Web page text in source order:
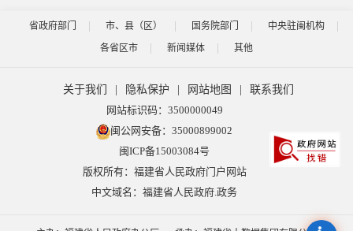
省政府部门 市、县（区） 国务院部门
中央驻闽机构
各省区市
新闻媒体 其他
关于我们 隐私保护 网站地图
联系我们
网站标识码：3500000049
闽公网安备：35000899002
闽ICP备15003084号
版权所有：福建省人民政府门户网站
中文域名：福建省人民政府.政务